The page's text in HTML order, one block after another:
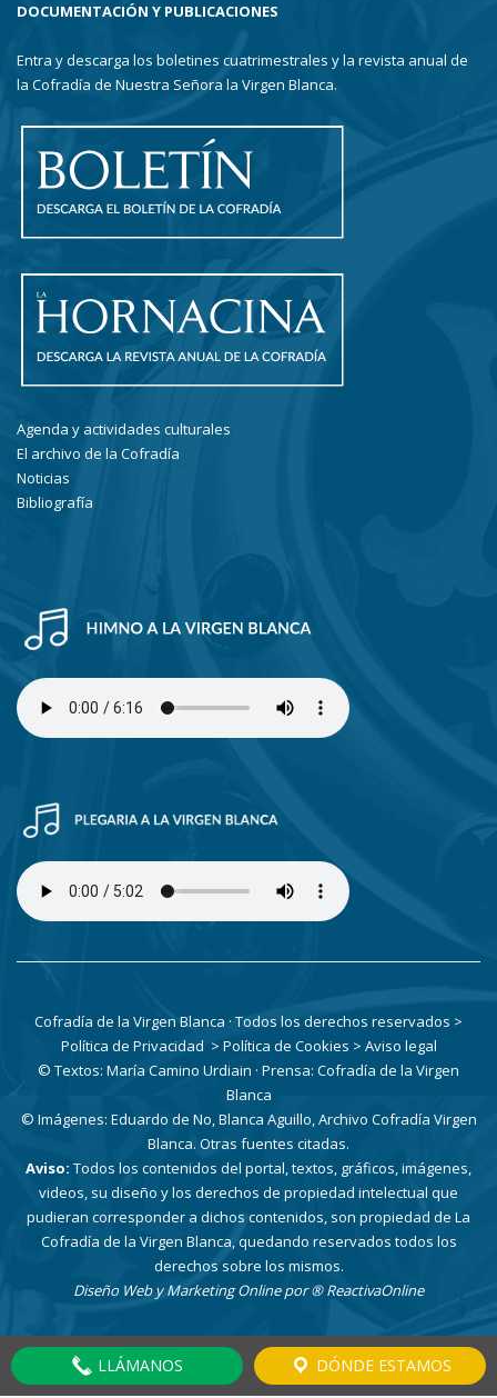
DOCUMENTACIÓN Y PUBLICACIONES
Entra y descarga los boletines cuatrimestrales y la revista anual de
la Cofradía de Nuestra Señora la Virgen Blanca.
Agenda y actividades culturales
El archivo de la Cofradía
Noticias
Bibliografía
Cofradía de la Virgen Blanca · Todos los derechos reservados >
Política de Privacidad > Política de Cookies > Aviso legal
© Textos: María Camino Urdiain · Prensa: Cofradía de la Virgen
Blanca
© Imágenes: Eduardo de No, Blanca Aguillo, Archivo Cofradía Virgen
Blanca. Otras fuentes citadas.
Aviso: Todos los contenidos del portal, textos, gráficos, imágenes,
videos, su diseño y los derechos de propiedad intelectual que
pudieran corresponder a dichos contenidos, son propiedad de La
Cofradía de la Virgen Blanca, quedando reservados todos los
derechos sobre los mismos.
Diseño Web y Marketing Online por® ReactivaOnline
LLÁMANOS DÓNDE ESTAMOS